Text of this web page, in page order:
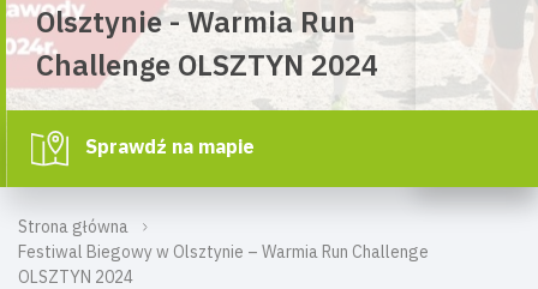
Strona główna
Festiwal Biegowy w Olsztynie – Warmia Run Challenge
OLSZTYN 2024
Olsztynie - Warmia Run
Challenge OLSZTYN 2024
Sprawdź na mapie